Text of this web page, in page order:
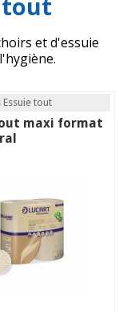
tout
et d'essuie
tout
maxi format